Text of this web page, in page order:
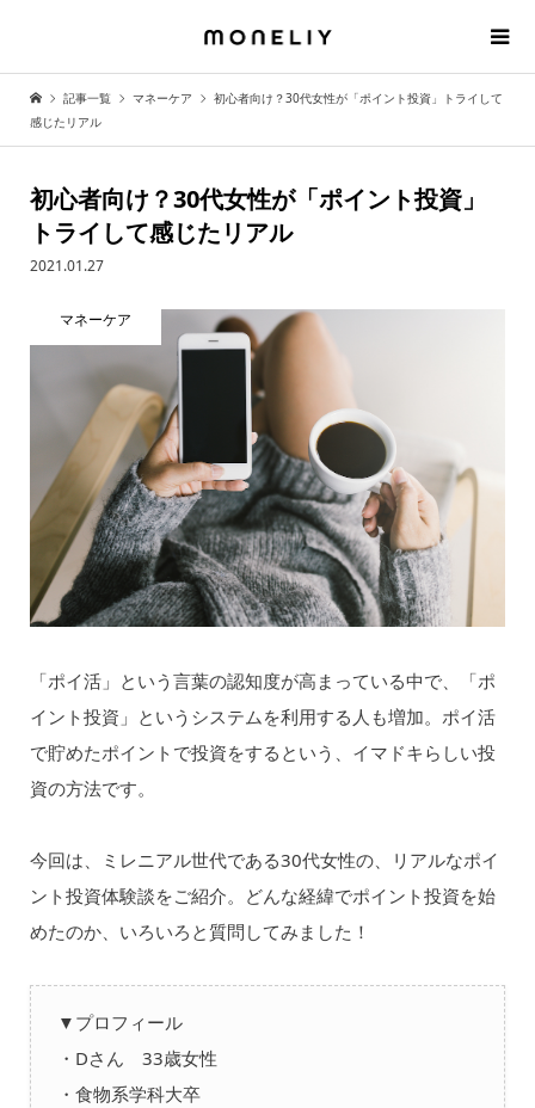
記事一覧 マネーケア
初心者向け？30代女性が「ポイント投資」トライして
感じたリアル
初心者向け？30代女性が「ポイント投資」
トライして感じたリアル
2021.01.27
マネーケア
「ポイ活」という言葉の認知度が高まっている中で、「ポ
イント投資」というシステムを利用する人も増加。ポイ活
で貯めたポイントで投資をするという、イマドキらしい投
資の方法です。
今回は、ミレニアル世代である30代女性の、リアルなポイ
ント投資体験談をご紹介。どんな経緯でポイント投資を始
めたのか、いろいろと質問してみました！
▼プロフィール
・Dさん 33歳女性
・食物系学科大卒